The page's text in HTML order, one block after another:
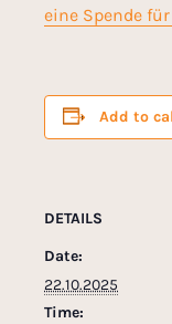
eine Spende
Add to
DETAILS
Date:
22.10.2025
Time: